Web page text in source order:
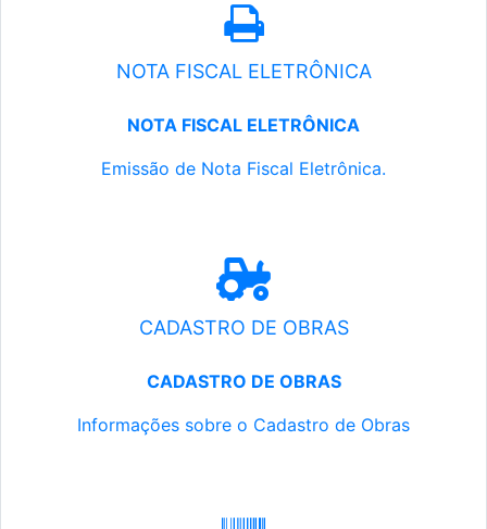
NOTA FISCAL ELETRÔNICA
NOTA FISCAL ELETRÔNICA
Emissão de Nota Fiscal Eletrônica.
CADASTRO DE OBRAS
CADASTRO DE OBRAS
Informações sobre o Cadastro de Obras